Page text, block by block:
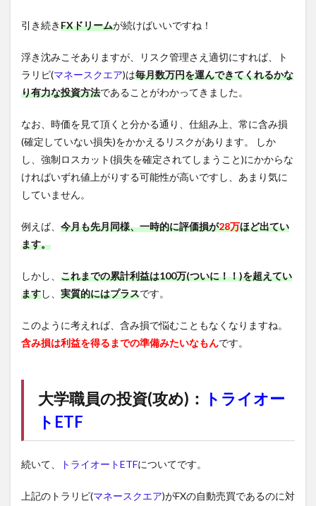
引き続きFXドリームが続けばいいですね！
浮き沈みこそありますが、リスク管理さえ適切にすれば、ト
ラリピ(マネースクエア)は毎月数万円を運んできてくれるかな
り有力な投資方法であることがわかってきました。
なお、時価を見て頂くと分かる通り、仕組み上、常に含み損
(確定していない損失)をかかえるリスクがあります。 しか
し、強制ロスカット(損失を確定されてしまうこと)にかからな
ければいずれ値上がりする可能性が高いですし、あまり気に
していません。
例えば、 今月も先月同様、一時的に評価損が28万ほど出てい
ます。
しかし、 これまでの累計利益は100万(ついに！！)を超えてい
ますし、 実質的にはプラスです。
このように考えれば、含み損で悩むこともなくなりますね。
含み損は利益を得るまでの準備みたいなもんです。
大学職員の投資(攻め)： トライオー
トETF
続いて、 トライオートETFについてです。
上記のトラリピ(マネースクエア)がFXの自動売買であるのに対